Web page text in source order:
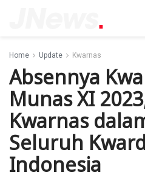
Home Update Kwarnas
Absennya
Munas XI
Kwarnas
Seluruh
Indonesia